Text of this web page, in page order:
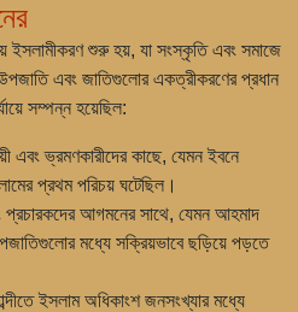
ইসলামীকরণ শুরু হয়, যা সংস্কৃতি এবং সমাজে
এবং জাতিগুলোর একত্রীকরণের প্রধান
সম্পন্ন হয়েছিল:
এবং ভ্রমণকারীদের কাছে, যেমন ইবনে
প্রথম পরিচয় ঘটেছিল।
আগমনের সাথে, যেমন আহমাদ
মধ্যে সক্রিয়ভাবে ছড়িয়ে পড়তে
ইসলাম অধিকাংশ জনসংখ্যার মধ্যে